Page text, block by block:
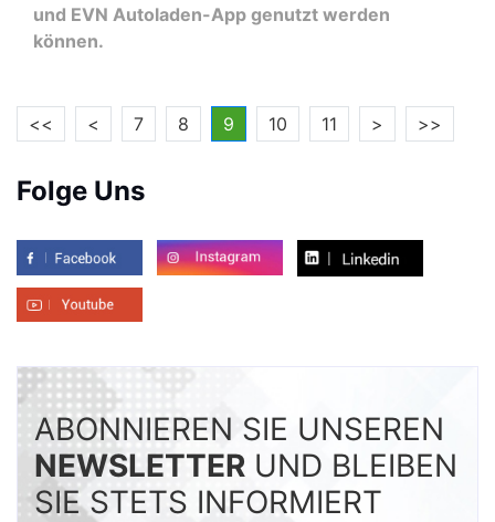
und EVN Autoladen-App genutzt werden
können.
<< < 7 8 9 10 11 > >>
Folge Uns
ABONNIEREN SIE UNSEREN
NEWSLETTER UND BLEIBEN
SIE STETS INFORMIERT